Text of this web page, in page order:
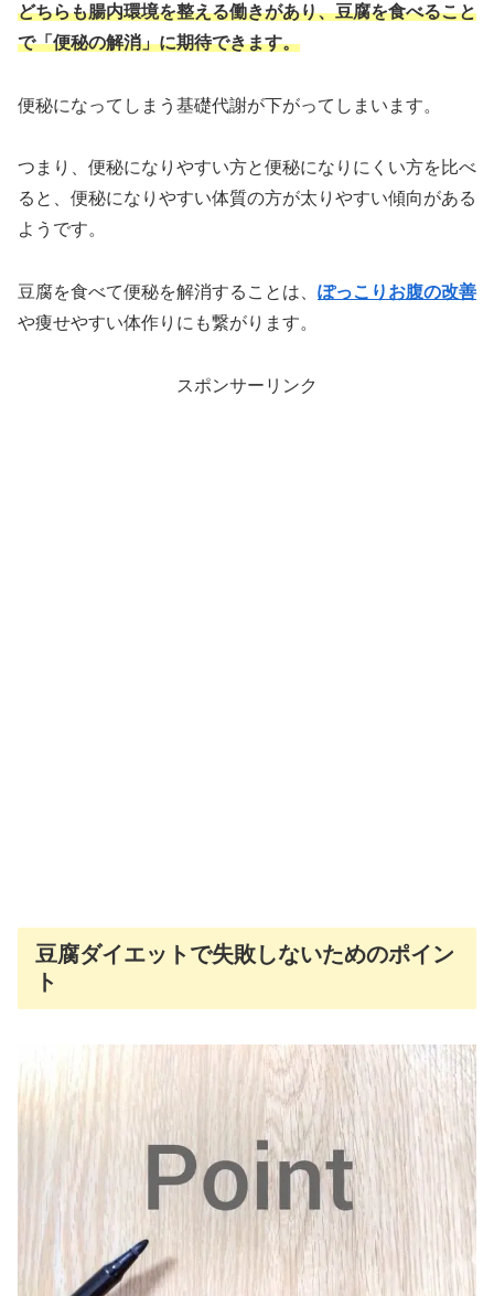
どちらも腸内環境を整える働きがあり、豆腐を食べること
で「便秘の解消」に期待できます。
便秘になってしまう基礎代謝が下がってしまいます。
つまり、便秘になりやすい方と便秘になりにくい方を比べ
ると、便秘になりやすい体質の方が太りやすい傾向がある
ようです。
豆腐を食べて便秘を解消することは、 ぽっこりお腹の改善
や痩せやすい体作りにも繋がります。
スポンサーリンク
豆腐ダイエットで失敗しないためのポイン
ト